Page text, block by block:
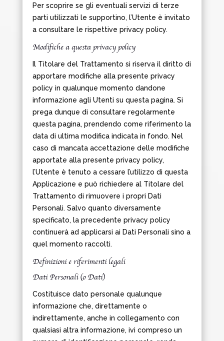
Per scoprire se gli eventuali servizi di terze
parti utilizzati le supportino, l’Utente è invitato
a consultare le rispettive privacy policy.
Modifiche a questa privacy policy
Il Titolare del Trattamento si riserva il diritto di
apportare modifiche alla presente privacy
policy in qualunque momento dandone
informazione agli Utenti su questa pagina. Si
prega dunque di consultare regolarmente
questa pagina, prendendo come riferimento la
data di ultima modifica indicata in fondo. Nel
caso di mancata accettazione delle modifiche
apportate alla presente privacy policy,
l’Utente è tenuto a cessare l’utilizzo di questa
Applicazione e può richiedere al Titolare del
Trattamento di rimuovere i propri Dati
Personali. Salvo quanto diversamente
specificato, la precedente privacy policy
continuerà ad applicarsi ai Dati Personali sino a
quel momento raccolti.
Definizioni e riferimenti legali
Dati Personali (o Dati)
Costituisce dato personale qualunque
informazione che, direttamente o
indirettamente, anche in collegamento con
qualsiasi altra informazione, ivi compreso un